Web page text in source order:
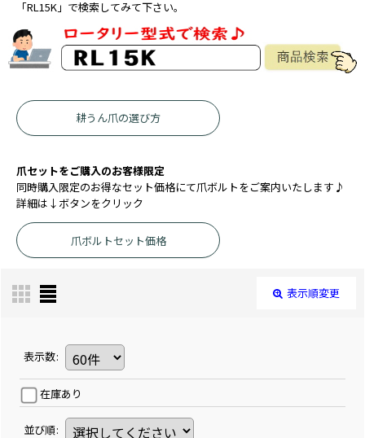
「RL15K」で検索してみて下さい。
耕うん爪の選び方
爪セットをご購入のお客様限定
同時購入限定のお得なセット価格にて爪ボルトをご案内いたします♪
詳細は↓ボタンをクリック
爪ボルトセット価格
表示順変更
表示数:
在庫あり
並び順: